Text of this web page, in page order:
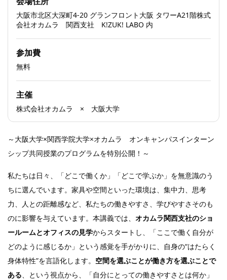
大阪市北区大深町4-20 グランフロント大阪 タワーA21階株式
会社オカムラ 関西支社 K!ZUK! LABO 内
参加費
無料
主催
株式会社オカムラ × 大阪大学
～大阪大学×関西学院大学×オカムラ オンキャンパスインターン
シップ共同授業のプログラムを特別公開！～
私たちは日々、「どこで働くか」「どこで学ぶか」を無意識のう
ちに選んでいます。家具や空間といった環境は、集中力、思考
力、人との距離感など、私たちの働きやすさ、学びやすさそのも
のに影響を与えています。本講義では、 オカムラ関西支社のショ
ールームとオフィスの見学からスタートし、「ここで働く自分が
どのように感じるか」という感覚を手がかりに、自身の“はたらく
身体特性”を言語化します。 空間を選ぶことが働き方を選ぶことで
ある、という視点から、「自分にとっての働きやすさとは何か」